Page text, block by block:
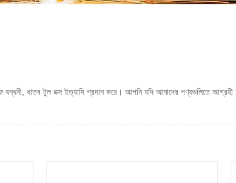
ধাতব টুল বক্স ইত্যাদি প্রদান করে। আপনি যদি আমাদের পণ্যগুলিতে